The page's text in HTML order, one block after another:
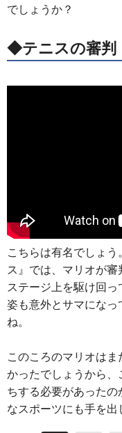
でしょうか？
◆テニスの審判
こちらは有名でしょ
ス』では、マリオが
ステージ上を駆け回
姿も意外とサマにな
ね。
このころのマリオは
かったでしょうから
ちする必要があった
なスポーツにも手を出